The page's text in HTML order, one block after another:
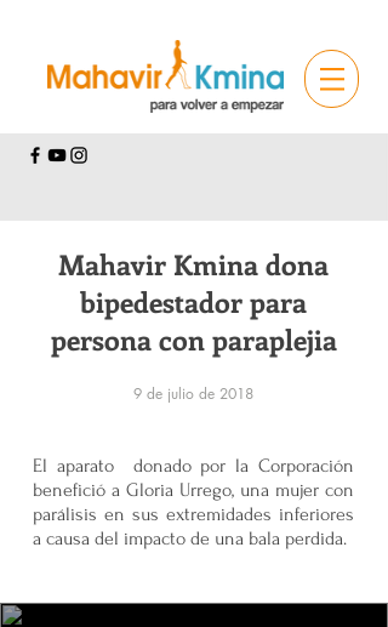
Mahavir Kmina dona
bipedestador para
persona con paraplejia
9 de julio de 2018
El aparato donado por la Corporación
benefició a Gloria Urrego, una mujer con
parálisis en sus extremidades inferiores
a causa del impacto de una bala perdida.